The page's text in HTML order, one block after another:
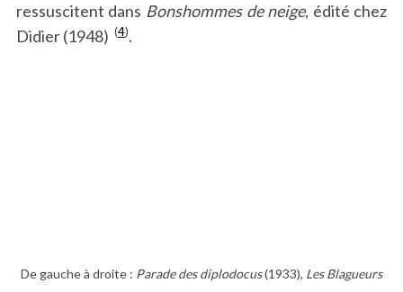
ressuscitent dans Bonshommes de neige, édité chez
Didier (1948) (4).
De gauche à droite : Parade des diplodocus(1933), Les Blagueurs